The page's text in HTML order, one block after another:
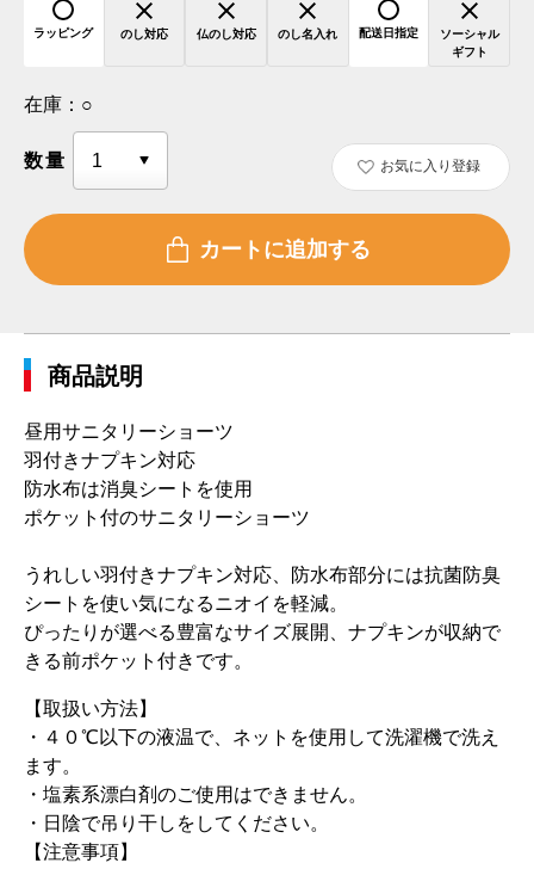
ラッピング のし対応 仏のし対応 のし名入れ 配送日指定
ソーシャル
ギフト
在庫： ○
数量 お気に入り登録
商品説明
昼用サニタリーショーツ
羽付きナプキン対応
防水布は消臭シートを使用
ポケット付のサニタリーショーツ
うれしい羽付きナプキン対応、防水布部分には抗菌防臭
シートを使い気になるニオイを軽減。
ぴったりが選べる豊富なサイズ展開、ナプキンが収納で
きる前ポケット付きです。
【取扱い方法】
・４０℃以下の液温で、ネットを使用して洗濯機で洗え
ます。
・塩素系漂白剤のご使用はできません。
・日陰で吊り干しをしてください。
【注意事項】